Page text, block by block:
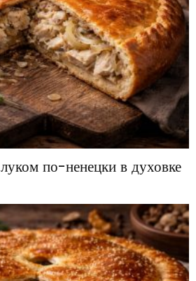
по-ненецки в духовке